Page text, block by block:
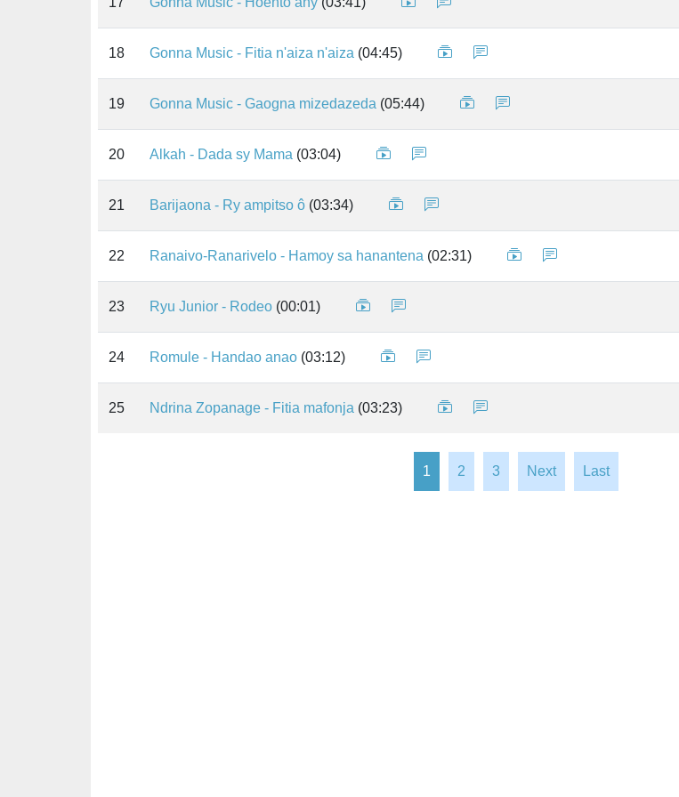
18 Gonna Music - Fitia n'aiza n'aiza (04:45)
19 Gonna Music - Gaogna mizedazeda (05:44)
20 Alkah - Dada sy Mama (03:04)
21 Barijaona - Ry ampitso ô (03:34)
22 Ranaivo-Ranarivelo - Hamoy sa hanantena (02:31)
23 Ryu Junior - Rodeo (00:01)
24 Romule - Handao anao (03:12)
25 Ndrina Zopanage - Fitia mafonja (03:23)
1 2 3 Next Last